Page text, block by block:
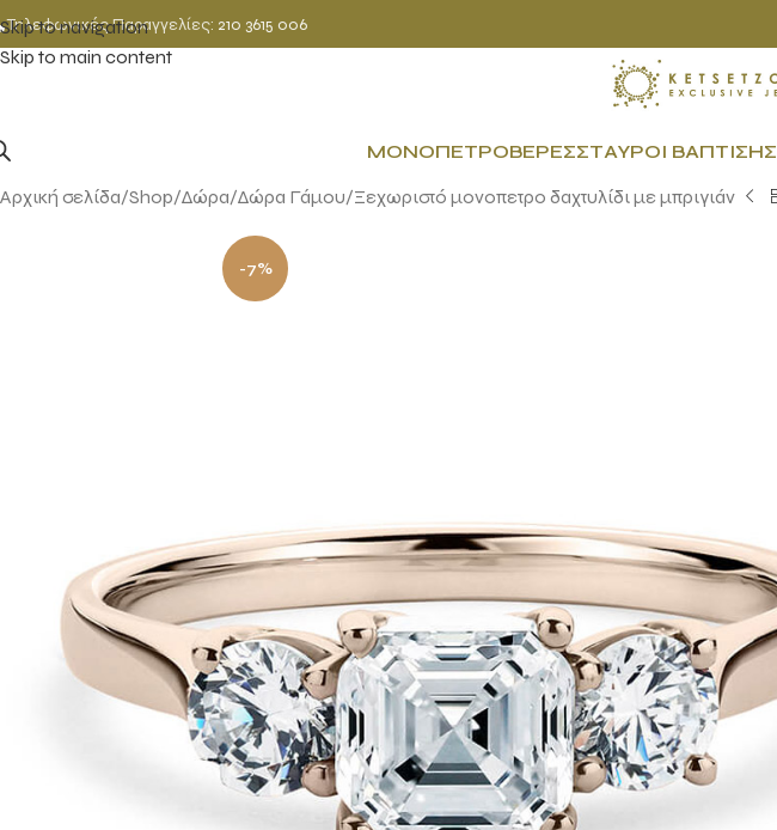
Skip to navigation
Skip to main content
Τηλεφωνικές Παραγγελίες: 210 3615 006
ΜΟΝΌΠΕΤΡΟΒΈΡΕΣΣΤΑΥΡΟΊ ΒΆΠΤΙΣΗΣ
Αρχική σελίδα Shop Δώρα Δώρα Γάμου Ξεχωριστό μονοπετρο δαχτυλίδι με μπριγιάν
-7%